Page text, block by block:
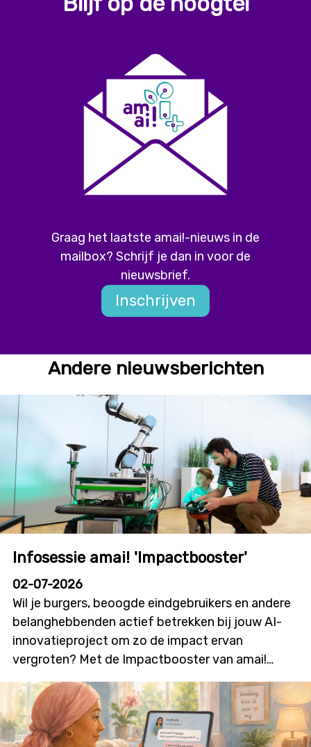
Graag het laatste amai!-nieuws in de
mailbox? Schrijf je dan in voor de
nieuwsbrief.
Inschrijven
Andere nieuwsberichten
Infosessie amai! 'Impactbooster'
02-07-2026
Wil je burgers, beoogde eindgebruikers en andere
belanghebbenden actief betrekken bij jouw AI-
innovatieproject om zo de impact ervan
vergroten? Met de Impactbooster van amai!
kunnen onderzoekers en innovatoren financiële
ondersteuning aanvragen voor
burgerparticipatie- en outreachactiviteiten die
bijdragen aan meer dialoog, betrokkenheid en